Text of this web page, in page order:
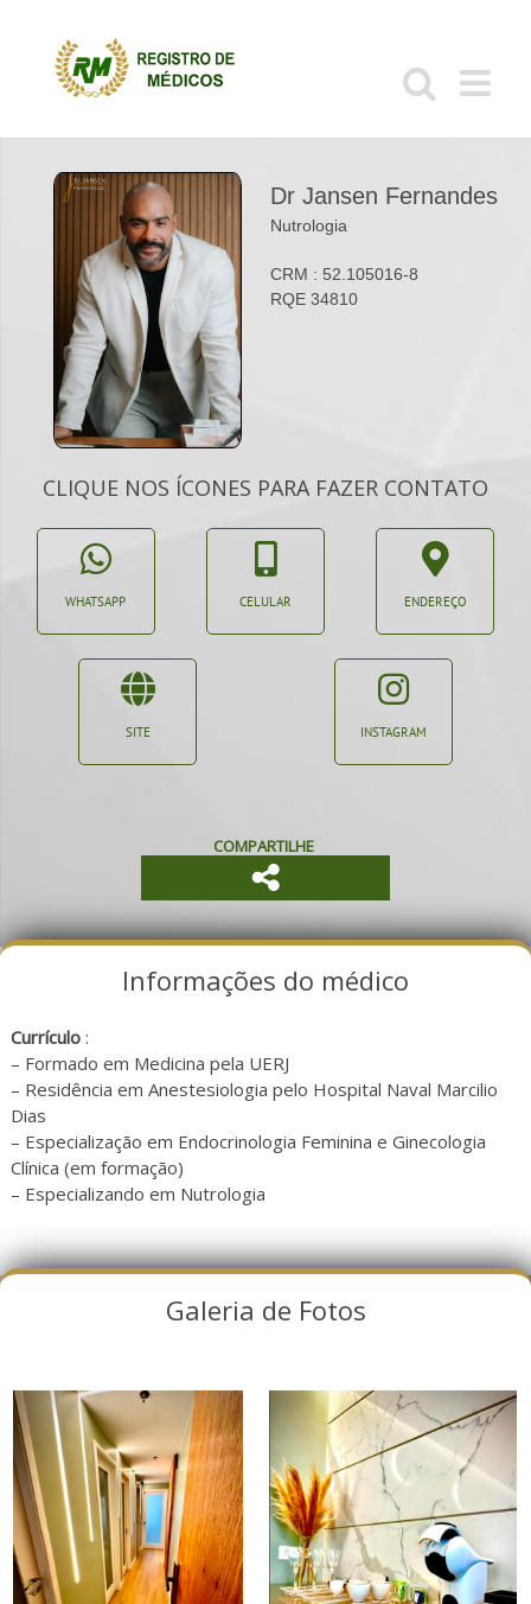
conteúdo
Dr Jansen Fernandes
Nutrologia
CRM : 52.105016-8
RQE 34810
CLIQUE NOS ÍCONES PARA FAZER CONTATO
WHATSAPP CELULAR ENDEREÇO
SITE INSTAGRAM
COMPARTILHE
Informações do médico
Currículo:
– Formado em Medicina pela UERJ
– Residência em Anestesiologia pelo Hospital Naval Marcilio
Dias
– Especialização em Endocrinologia Feminina e Ginecologia
Clínica (em formação)
– Especializando em Nutrologia
Galeria de Fotos